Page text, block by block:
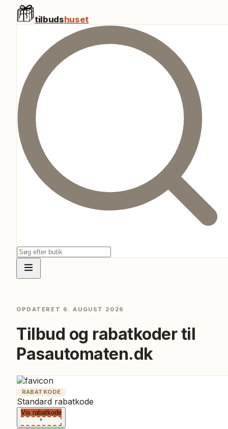
tilbudshuset
OPDATERET 6. AUGUST 2026
Tilbud og rabatkoder til
Pasautomaten.dk
RABATKODE
Standard rabatkode
Vis rabatkode
*